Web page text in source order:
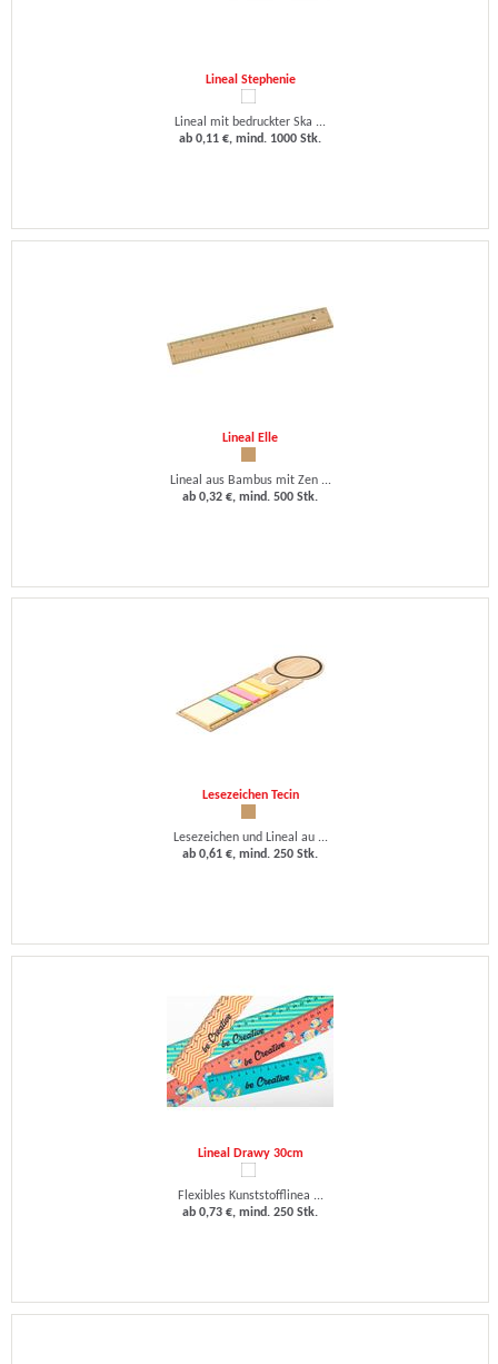
Lineal Stephenie
Lineal mit bedruckter Ska ...
ab 0,11 €, mind. 1000 Stk.
Lineal Elle
Lineal aus Bambus mit Zen ...
ab 0,32 €, mind. 500 Stk.
Lesezeichen Tecin
Lesezeichen und Lineal au ...
ab 0,61 €, mind. 250 Stk.
Lineal Drawy 30cm
Flexibles Kunststofflinea ...
ab 0,73 €, mind. 250 Stk.